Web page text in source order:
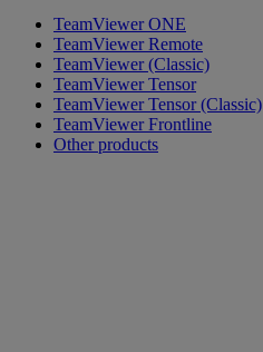
TeamViewer ONE
TeamViewer Remote
TeamViewer (Classic)
TeamViewer Tensor
TeamViewer Tensor (Classic)
TeamViewer Frontline
Other products